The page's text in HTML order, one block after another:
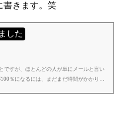
書きます。笑
した
ですが、ほとんどの人が単にメールと言い
％になるには、まだまだ時間がかかりそ